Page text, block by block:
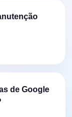
de Google